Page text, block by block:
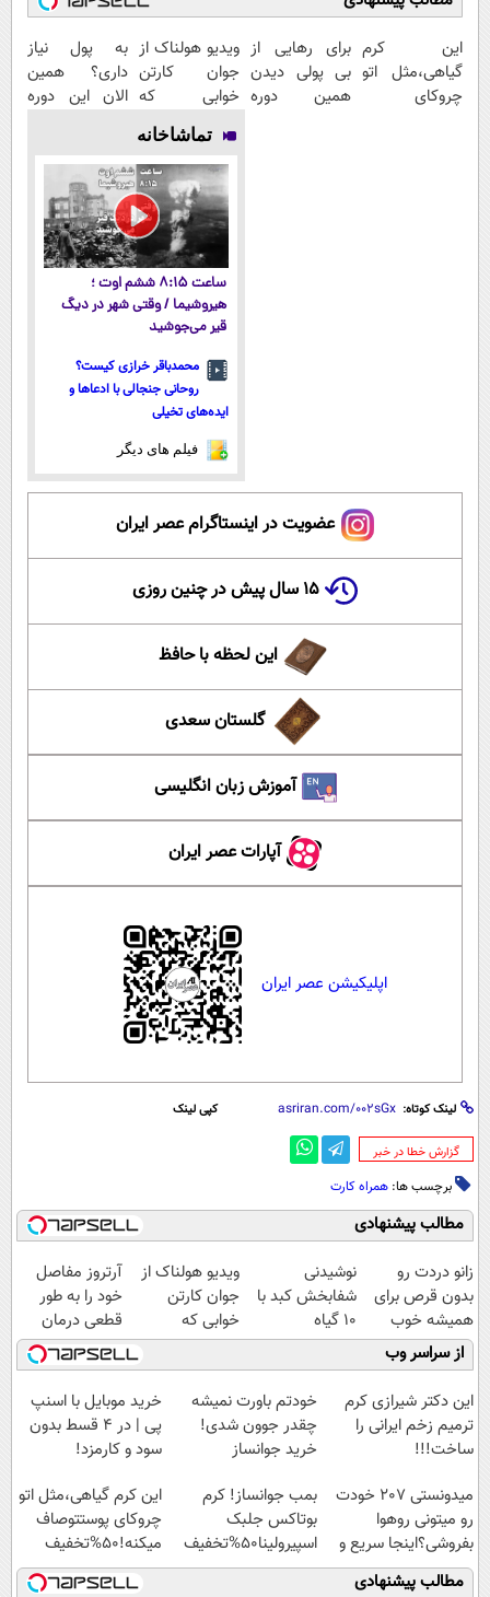
این کرم
گیاهی،مثل اتو
چروکای
برای رهایی از
بی پولی دیدن
همین دوره
ویدیو هولناک از
جوان کارتن
خوابی که
میلیاردر شد.
آموزش رایگان
به پول نیاز
داری؟ همین
الان این دوره
نشده!
تماشاخانه
ساعت ۸:۱۵ ششم اوت ؛
هیروشیما / وقتی شهر در دیگ
قیر می‌جوشید
محمدباقر خرازی کیست؟
روحانی جنجالی با ادعاها و
ایده‌های تخیلی
فیلم های دیگر
عضویت در اینستاگرام عصر ایران
۱۵ سال پیش در چنین روزی
این لحظه با حافظ
گلستان سعدی
آموزش زبان انگلیسی
آپارات عصر ایران
اپلیکیشن عصر ایران
لینک کوتاه: کپی لینک
‌گزارش خطا در خبر
برچسب ها: همراه کارت
مطالب پیشنهادی
زانو دردت رو
بدون قرص برای
همیشه خوب
کن! (قدم اول،
پرسش‌نامه)
نوشیدنی
شفابخش کبد با
10 گیاه
موثر(تخفیف تا
امشب)
ویدیو هولناک از
جوان کارتن
خوابی که
میلیاردر شد.
آموزش رایگان
آرتروز مفاصل
خود را به طور
قطعی درمان
کنید!
◗پرسش‌نامه◖
از سراسر وب
این دکتر شیرازی کرم
ترمیم زخم ایرانی را
ساخت!!!
خودتم باورت نمیشه
چقدر جوون شدی!
خرید جوانساز
ویژه
خرید موبایل با اسنپ
پی | در ۴ قسط بدون
سود و کارمزد!
میدونستی 207 خودت
رو میتونی روهوا
بفروشی؟اینجا سریع و
راحت بفروش
بمب جوانساز! کرم
بوتاکس جلبک
اسپیرولینا50%تخفیف
این کرم گیاهی،مثل اتو
چروکای پوستتوصاف
میکنه!50%تخفیف
مطالب پیشنهادی